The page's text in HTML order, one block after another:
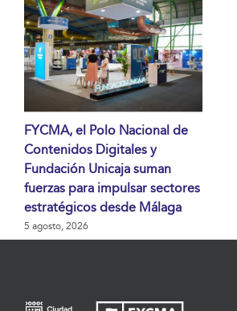
FYCMA, el Polo Nacional de
Contenidos Digitales y
Fundación Unicaja suman
fuerzas para impulsar sectores
estratégicos desde Málaga
5 agosto, 2026